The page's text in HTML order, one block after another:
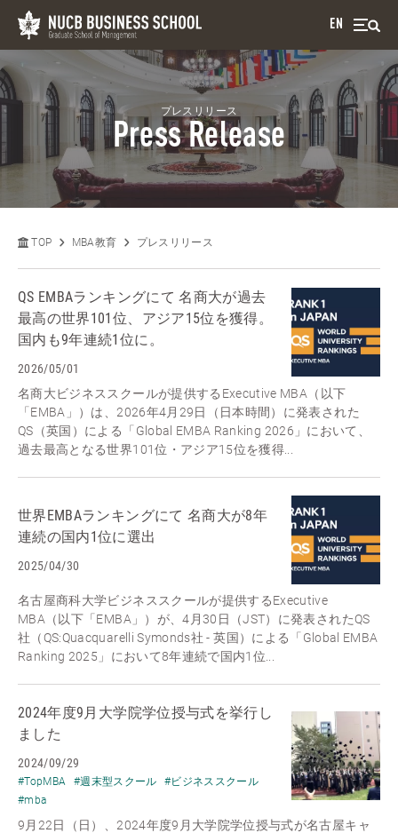
EN
プレスリリース
Press Release
TOP MBA教育 プレスリリース
QS EMBAランキングにて 名商大が過去
最高の世界101位、アジア15位を獲得。
国内も9年連続1位に。
2026/05/01
名商大ビジネススクールが提供するExecutive MBA（以下
「EMBA」）は、2026年4月29日（日本時間）に発表された
QS（英国）による「Global EMBA Ranking 2026」において、
過去最高となる世界101位・アジア15位を獲得...
世界EMBAランキングにて 名商大が8年
連続の国内1位に選出
2025/04/30
名古屋商科大学ビジネススクールが提供するExecutive
MBA（以下「EMBA」）が、4月30日（JST）に発表されたQS
社（QS:Quacquarelli Symonds社 - 英国）による「Global EMBA
Ranking 2025」において8年連続で国内1位...
2024年度9月大学院学位授与式を挙行し
ました
2024/09/29
#TopMBA #週末型スクール
#ビジネススクール
#mba
9月22日（日）、2024年度9月大学院学位授与式が名古屋キャ